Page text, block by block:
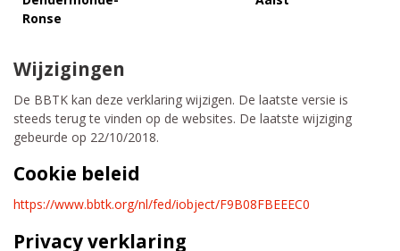
Ronse
Wijzigingen
De BBTK kan deze verklaring wijzigen. De laatste versie is
steeds terug te vinden op de websites. De laatste wijziging
gebeurde op 22/10/2018.
Cookie beleid
https://www.bbtk.org/nl/fed/iobject/F9B08FBEEEC0
Privacy verklaring